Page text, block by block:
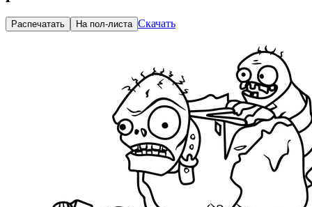
Распечатать На пол-листа Скачать